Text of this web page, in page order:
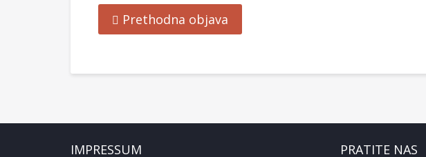
Prethodna objava
IMPRESSUM PRATITE NAS